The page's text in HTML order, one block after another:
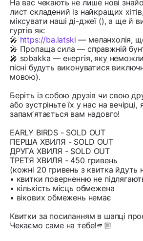
На вас чекають не лише нові
лист складений із найкращих
міксувати наші ді-джеї (), а ще й
гуртів як:
🎤 https://ba.latski — меланхолія,
🎤 Пропаща сила — справжній
🎤 sobakka — енергія, яку
пісні будуть виконуватися
мовою).
Беріть із собою друзів чи свою
або зустріньте їх у нас на
запамʼятається вам надовго!
EARLY BIRDS - SOLD OUT
ПЕРША ХВИЛЯ - SOLD OUT
ДРУГА ХВИЛЯ - SOLD OUT
ТРЕТЯ ХВИЛЯ - 450 гривень
(кожні 20 гривень з квитка йдуть
• квитки поверненню не
• кількість місць обмежена
• вікових обмежень немає
Квитки за посиланням в шапці
Чекаємо саме на тебе!🫵🏼